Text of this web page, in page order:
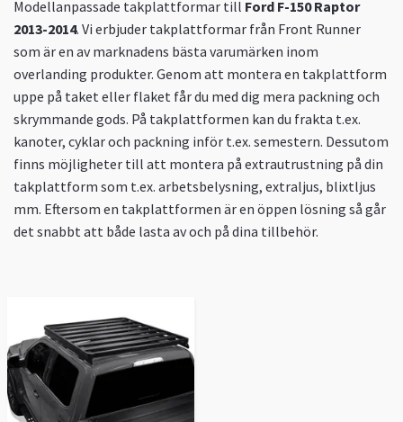
Modellanpassade takplattformar till Ford F-150 Raptor
2013-2014. Vi erbjuder takplattformar från Front Runner
som är en av marknadens bästa varumärken inom
overlanding produkter. Genom att montera en takplattform
uppe på taket eller flaket får du med dig mera packning och
skrymmande gods. På takplattformen kan du frakta t.ex.
kanoter, cyklar och packning inför t.ex. semestern. Dessutom
finns möjligheter till att montera på extrautrustning på din
takplattform som t.ex. arbetsbelysning, extraljus, blixtljus
mm. Eftersom en takplattformen är en öppen lösning så går
det snabbt att både lasta av och på dina tillbehör.